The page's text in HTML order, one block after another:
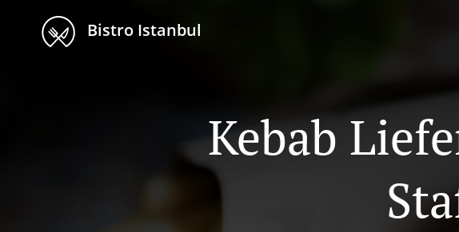
Bistro Istanbul
Kebab